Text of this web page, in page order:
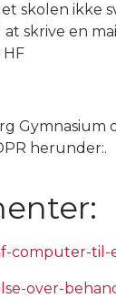
skolen ikke
skrive en
Gymnasium
herunder:.
computer-til-
over-